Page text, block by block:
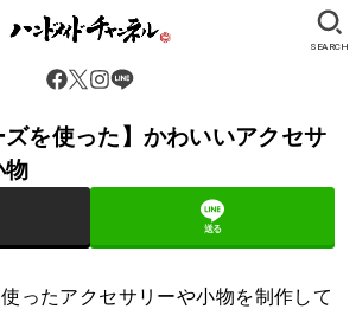
SEARCH
ズを使った】かわいいアクセサ
物
送る
ったアクセサリーや小物を制作して